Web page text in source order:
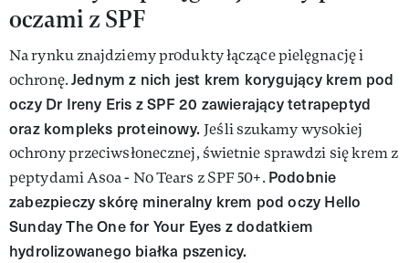
oczami z SPF
Na rynku znajdziemy produkty łączące pielęgnację i
ochronę.Jednym z nich jest krem korygujący krem pod
oczy Dr Ireny Eris z SPF 20 zawierający tetrapeptyd
oraz kompleks proteinowy. Jeśli szukamy wysokiej
ochrony przeciwsłonecznej, świetnie sprawdzi się krem z
peptydami Asoa - No Tears z SPF 50+. Podobnie
zabezpieczy skórę mineralny krem pod oczy Hello
Sunday The One for Your Eyes z dodatkiem
hydrolizowanego białka pszenicy.